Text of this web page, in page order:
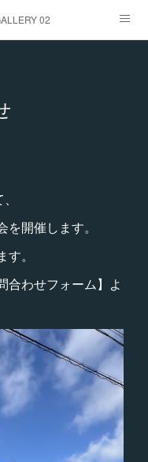
02
開催します。
。
合わせフォーム】よ